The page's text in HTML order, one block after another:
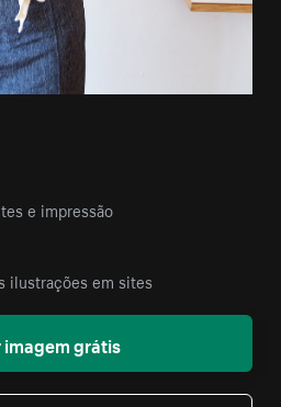
e impressão
ilustrações em sites
imagem grátis